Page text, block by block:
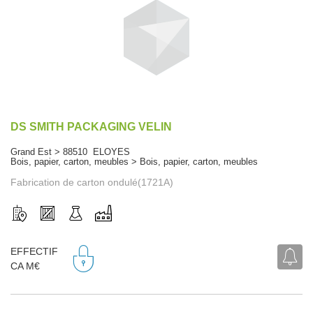
DS SMITH PACKAGING VELIN
Grand Est > 88510 ELOYES
Bois, papier, carton, meubles > Bois, papier, carton, meubles
Fabrication de carton ondulé(1721A)
EFFECTIF
CA M€